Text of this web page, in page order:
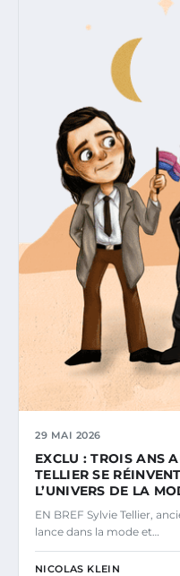
29 MAI 2026
EXCLU : TROIS ANS
TELLIER SE
L’UNIVERS DE LA
EN BREF Sylvie Tellier,
lance dans la mode et…
NICOLAS KLEIN